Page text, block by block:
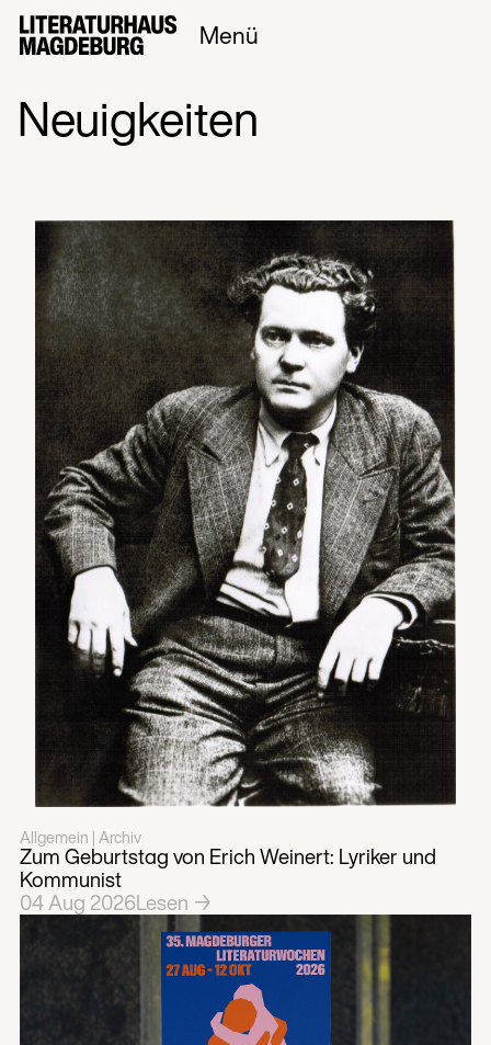
Menü
Neuigkeiten
Allgemein | Archiv
Zum Geburtstag von Erich Weinert: Lyriker und
Kommunist
04Aug 2026Lesen →